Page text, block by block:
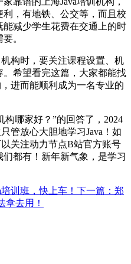
，有地铁、公交等，而且校
减少学生花费在交通上的时
。
构时，要关注课程设置、机
希望看完这篇，大家都能找
进而能顺利成为一名专业的
构哪家好？ ”的回答了，2024
管放心大胆地学习Java！如
关注动力节点B站官方账号
们都有！新年新气象，是学习
训班，快上车！ 下一篇：郑
拿去用！